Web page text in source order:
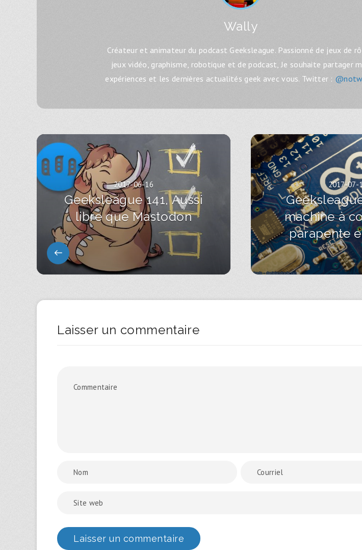
Wally
Créateur et animateur du podcast Geeksleague. Passionné de jeux de
jeux vidéo, graphisme, robotique et de podcast, Je souhaite partager
expériences et les dernières actualités geek avec vous. Twitter :
2017-06-16
Geeksleague 141, Aussi
libre que Mastodon
2017-07-
machine à
parapente
Laisser un commentaire